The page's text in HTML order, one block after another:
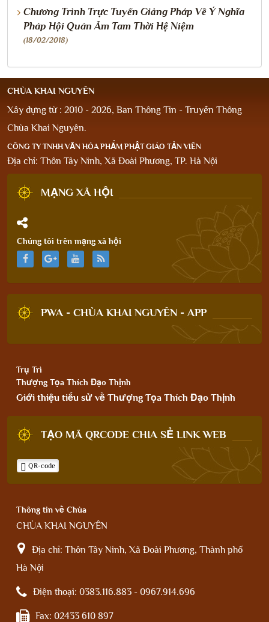
Chương Trình Trực Tuyến Giảng Pháp Về Ý Nghĩa
Pháp Hội Quán Âm Tam Thời Hệ Niệm
(18/02/2018)
CHÙA KHAI NGUYÊN
Xây dựng từ : 2010 - 2026, Ban Thông Tin - Truyền Thông
Chùa Khai Nguyên.
CÔNG TY TNHH VĂN HÓA PHẨM PHẬT GIÁO TẢN VIÊN
Địa chỉ: Thôn Tây Ninh, Xã Đoài Phương, TP. Hà Nội
MẠNG XÃ HỘI
Chúng tôi trên mạng xã hội
PWA - CHÙA KHAI NGUYÊN - APP
Trụ Trì
Thượng Tọa Thích Đạo Thịnh
Giới thiệu tiểu sử về Thượng Tọa Thích Đạo Thịnh
TẠO MÃ QRCODE CHIA SẺ LINK WEB
QR-code
Thông tin về Chùa
CHÙA KHAI NGUYÊN
Địa chỉ: Thôn Tây Ninh, Xã Đoài Phương, Thành phố
Hà Nội
Điện thoại: 0383.116.883 - 0967.914.696
Fax: 02433 610 897